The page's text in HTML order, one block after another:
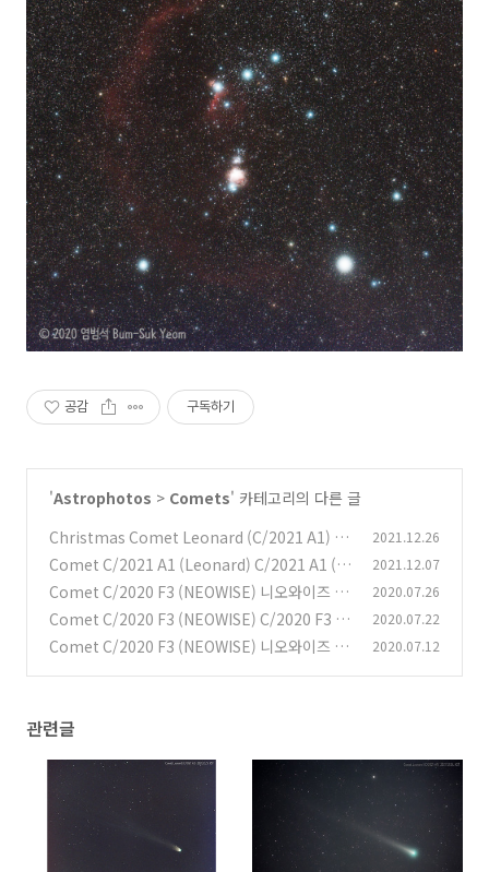
공감 구독하기
'Astrophotos > Comets' 카테고리의 다른 글
Christmas Comet Leonard (C/2021 A1) 크
리스마스의 혜성, 레너드(C/2021 A1) (0)
2021.12.26
Comet C/2021 A1 (Leonard) C/2021 A1 (레
너드) 혜성
(0)
2021.12.07
Comet C/2020 F3 (NEOWISE) 니오와이즈 혜
성 (0)
2020.07.26
Comet C/2020 F3 (NEOWISE) C/2020 F3 니
오와이즈 혜성 2020.07.16. No. 1
(0)
2020.07.22
Comet C/2020 F3 (NEOWISE) 니오와이즈 혜
2020.07.12
관련글